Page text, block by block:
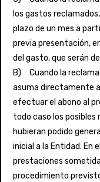
los gastos
plazo de un mes a
previa presentación,
del gasto, que serán
B) Cuando la
asuma directamente
efectuar el abono al
todo caso los posibles
hubieran podido
inicial a la Entidad. En
prestaciones
procedimiento